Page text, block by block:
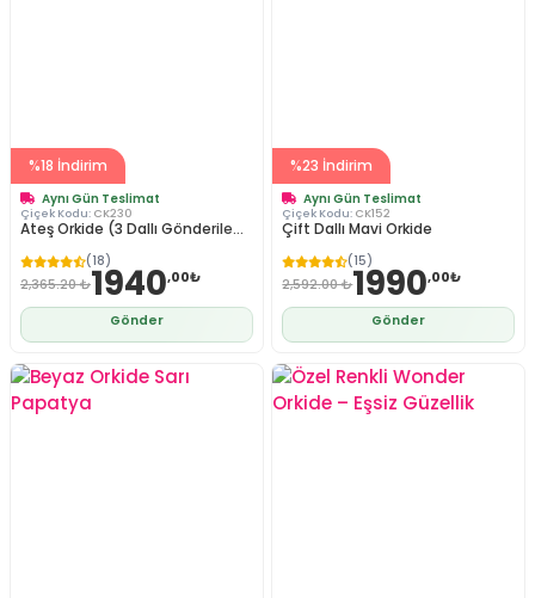
%18 İndirim
Aynı Gün Teslimat
Çiçek Kodu: CK230
Ateş Orkide (3 Dallı Gönderile...
(18)
2,365.20 ₺1940,00₺
Gönder
%23 İndirim
Aynı Gün Teslimat
Çiçek Kodu: CK152
Çift Dallı Mavi Orkide
(15)
2,592.00 ₺1990,00₺
Gönder